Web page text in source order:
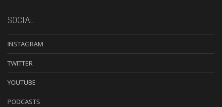
SOCIAL
INSTAGRAM
TWITTER
YOUTUBE
PODCASTS